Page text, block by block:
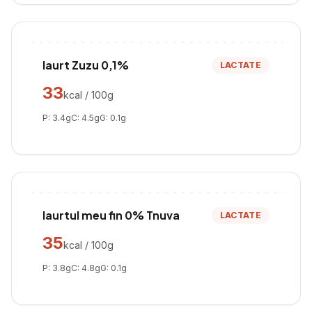
Iaurt Zuzu 0,1% LACTATE
33kcal / 100g
P: 3.4gC: 4.5gG: 0.1g
Iaurtul meu fin 0% Tnuva LACTATE
35kcal / 100g
P: 3.8gC: 4.8gG: 0.1g